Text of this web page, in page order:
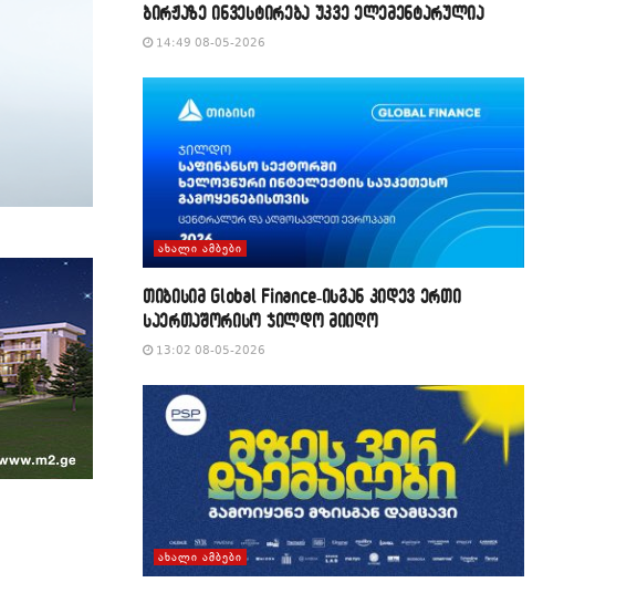
ბირჟაზე ინვესტირება უკვე ელემენტარულია
14:49 08-05-2026
ᲐᲮᲐᲚᲘ ᲐᲛᲑᲔᲑᲘ
თიბისიმ Global Finance-ისგან კიდევ ერთი
საერთაშორისო ჯილდო მიიღო
13:02 08-05-2026
ᲐᲮᲐᲚᲘ ᲐᲛᲑᲔᲑᲘ